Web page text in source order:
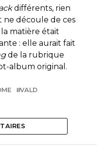
différents, rien
découle de ces
matière était
: elle aurait fait
de la rubrique
album original.
VALD